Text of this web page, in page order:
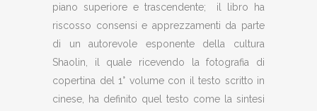
piano superiore e trascendente; il libro ha
riscosso consensi e apprezzamenti da parte
di un autorevole esponente della cultura
Shaolin, il quale ricevendo la fotografia di
copertina del 1° volume con il testo scritto in
cinese, ha definito quel testo come la sintesi